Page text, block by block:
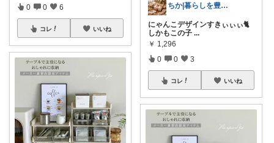
0 0 6
コレ いいね
ちか|暮らしを豊かに、旅を日常に。
にゃんこデザインすきぃぃぃ🐈
しかもこの子 ...
￥ 1,296
0 0 3
コレ いいね